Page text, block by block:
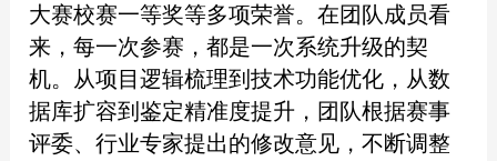
大赛校赛一等奖等多项荣誉。在团队成员看
来，每一次参赛，都是一次系统升级的契
机。从项目逻辑梳理到技术功能优化，从数
据库扩容到鉴定精准度提升，团队根据赛事
评委、行业专家提出的修改意见，不断调整